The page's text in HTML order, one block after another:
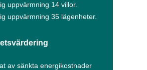
uppvärmning 14 villor.
uppvärmning 35 lägenheter.
av sänkta energikostnader